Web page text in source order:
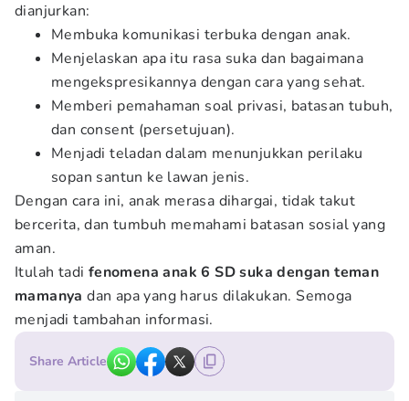
dianjurkan:
Membuka komunikasi terbuka dengan anak.
Menjelaskan apa itu rasa suka dan bagaimana
mengekspresikannya dengan cara yang sehat.
Memberi pemahaman soal privasi, batasan tubuh,
dan consent (persetujuan).
Menjadi teladan dalam menunjukkan perilaku
sopan santun ke lawan jenis.
Dengan cara ini, anak merasa dihargai, tidak takut
bercerita, dan tumbuh memahami batasan sosial yang
aman.
Itulah tadi fenomena anak 6 SD suka dengan teman
mamanya dan apa yang harus dilakukan. Semoga
menjadi tambahan informasi.
Share Article